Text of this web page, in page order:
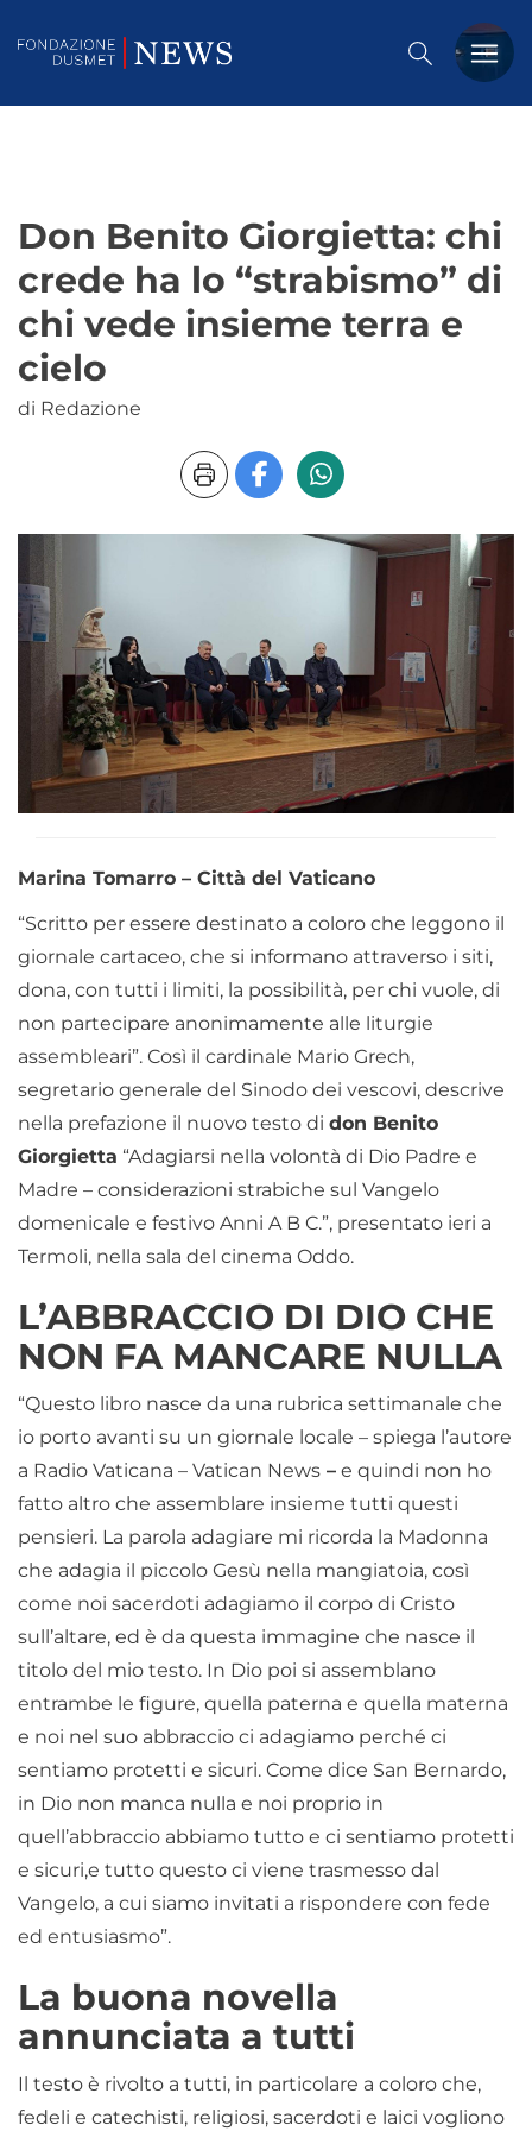
PREMIO DUSMET
OSSERVATORIO
EVENTI
Don Benito Giorgietta: chi
crede ha lo “strabismo” di
chi vede insieme terra e
cielo
di Redazione
Marina Tomarro – Città del Vaticano
“Scritto per essere destinato a coloro che leggono il
giornale cartaceo, che si informano attraverso i siti,
dona, con tutti i limiti, la possibilità, per chi vuole, di
non partecipare anonimamente alle liturgie
assembleari”. Così il cardinale Mario Grech,
segretario generale del Sinodo dei vescovi, descrive
nella prefazione il nuovo testo di don Benito
Giorgietta “Adagiarsi nella volontà di Dio Padre e
Madre – considerazioni strabiche sul Vangelo
domenicale e festivo Anni A B C.”, presentato ieri a
Termoli, nella sala del cinema Oddo.
L’ABBRACCIO DI DIO CHE
NON FA MANCARE NULLA
“Questo libro nasce da una rubrica settimanale che
io porto avanti su un giornale locale – spiega l’autore
a Radio Vaticana – Vatican News – e quindi non ho
fatto altro che assemblare insieme tutti questi
pensieri. La parola adagiare mi ricorda la Madonna
che adagia il piccolo Gesù nella mangiatoia, così
come noi sacerdoti adagiamo il corpo di Cristo
sull’altare, ed è da questa immagine che nasce il
titolo del mio testo. In Dio poi si assemblano
entrambe le figure, quella paterna e quella materna
e noi nel suo abbraccio ci adagiamo perché ci
sentiamo protetti e sicuri. Come dice San Bernardo,
in Dio non manca nulla e noi proprio in
quell’abbraccio abbiamo tutto e ci sentiamo protetti
e sicuri,e tutto questo ci viene trasmesso dal
Vangelo, a cui siamo invitati a rispondere con fede
ed entusiasmo”.
La buona novella
annunciata a tutti
Il testo è rivolto a tutti, in particolare a coloro che,
fedeli e catechisti, religiosi, sacerdoti e laici vogliono